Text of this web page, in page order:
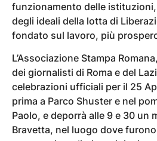
funzionamento delle
degli ideali della lotta di
fondato sul lavoro, più
L’Associazione Stampa
dei giornalisti di Roma e del
celebrazioni ufficiali per il 25
prima a Parco Shuster e nel
Paolo, e deporrà alle 9 e 30 un
Bravetta, nel luogo dove